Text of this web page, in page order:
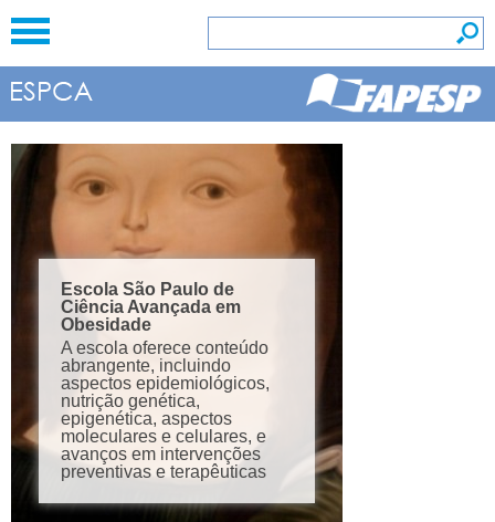
Escola São Paulo de
Ciência Avançada em
Obesidade
A escola oferece conteúdo
abrangente, incluindo
aspectos epidemiológicos,
nutrição genética,
epigenética, aspectos
moleculares e celulares, e
avanços em intervenções
preventivas e terapêuticas